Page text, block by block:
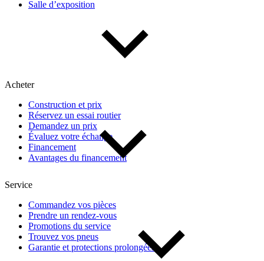
Compactes & berlines
Année
De 2000 à 2027
Prix
De 5 000 $ à 100 000 $
Paiement hebdo
Salle d’exposition
Acheter
Construction et prix
Réservez un essai routier
Demandez un prix
Évaluez votre échange
Financement
Avantages du financement
Service
Commandez vos pièces
Prendre un rendez-vous
Promotions du service
Trouvez vos pneus
Garantie et protections prolongées